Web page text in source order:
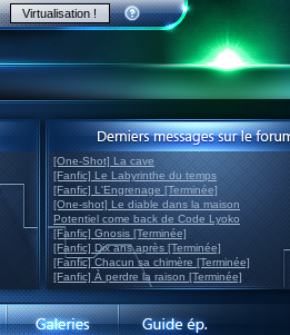
[One-Shot] La cave
[Fanfic] Le Labyrinthe du temps
[Fanfic] L'Engrenage [Terminée]
[One-shot] Le diable dans la maison
Potentiel come back de Code Lyoko
[Fanfic] Gnosis [Terminée]
[Fanfic] Dix ans après [Terminée]
[Fanfic] Chacun sa chimère [Terminée]
[Fanfic] À perdre la raison [Terminée]